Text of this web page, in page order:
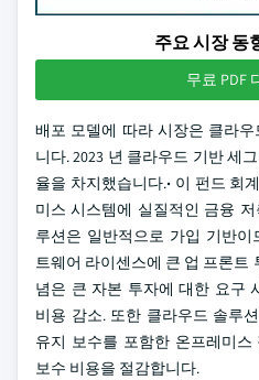
주요 시장 동
무료 PDF
배포 모델에 따라 시장은 클라
니다. 2023 년 클라우드 기반 세
율을 차지했습니다.· 이 펀드 회
미스 시스템에 실질적인 금융
루션은 일반적으로 가입 기반
트웨어 라이센스에 큰 업 프론트
념은 큰 자본 투자에 대한 요구
비용 감소. 또한 클라우드 솔루
유지 보수를 포함한 온프레미
보수 비용을 절감합니다.